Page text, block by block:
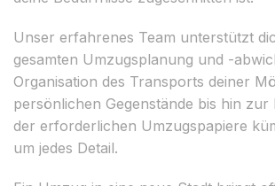
Unser erfahrenes Team unterstützt
gesamten Umzugsplanung und -
Organisation des Transports deiner
persönlichen Gegenstände bis hin zur
der erforderlichen Umzugspapiere
um jedes Detail.